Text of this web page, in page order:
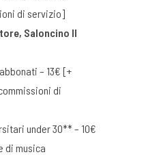
di servizio]
Saloncino II
– 13€ [+
di
under 30** – 10€
di musica